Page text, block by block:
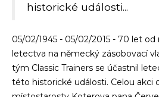
historické události...
05/02/1945 - 05/02/2015 - 70 let
letectva na německý zásobovací
tým Classic Trainers se účastnil
této historické události. Celou akci